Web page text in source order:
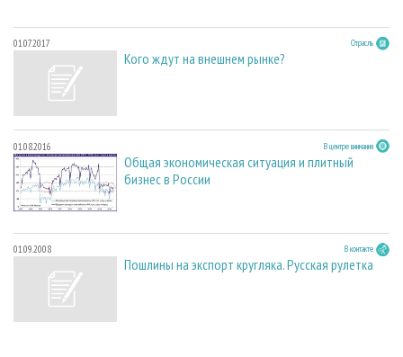
01.07.2017 Отрасль
Кого ждут на внешнем рынке?
01.08.2016 В центре внимания
Общая экономическая ситуация и плитный
бизнес в России
01.09.2008 В контакте
Пошлины на экспорт кругляка. Русская рулетка